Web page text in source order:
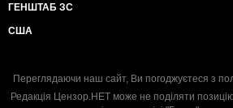
ГЕНШТАБ ЗС
США
Переглядаючи наш сайт, Ви погоджуєтеся з
Редакція Цензор.НЕТ може не поділяти позицію